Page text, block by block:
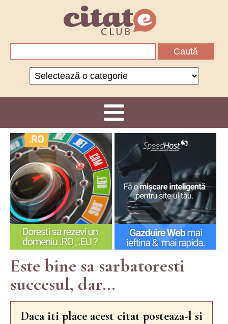
Categorii
Este bine sa sarbatoresti
succesul, dar...
Daca iti place acest citat posteaza-l si